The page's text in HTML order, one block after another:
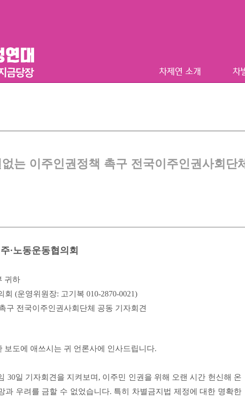
차제연 소개 차
는 이주인권정책 촉구 전국이주인권사회
·노동운동협의회
귀하
(운영위원장: 고기복 010-2870-0021)
구 전국이주인권사회단체 공동 기자회견
보도에 애쓰시는 귀 언론사에 인사드립니다.
30일 기자회견을 지켜보며, 이주민 인권을 위해 오랜 시간 헌신해 온
과 우려를 금할 수 없었습니다. 특히 차별금지법 제정에 대한 명확한